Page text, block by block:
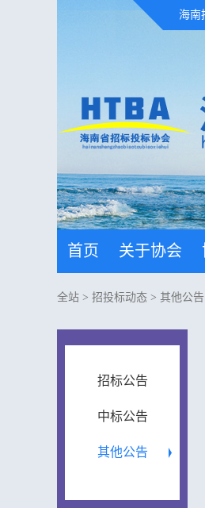
海南
首页 关于协会
全站 > 招投标动态 > 其他公告
招标公告
中标公告
其他公告